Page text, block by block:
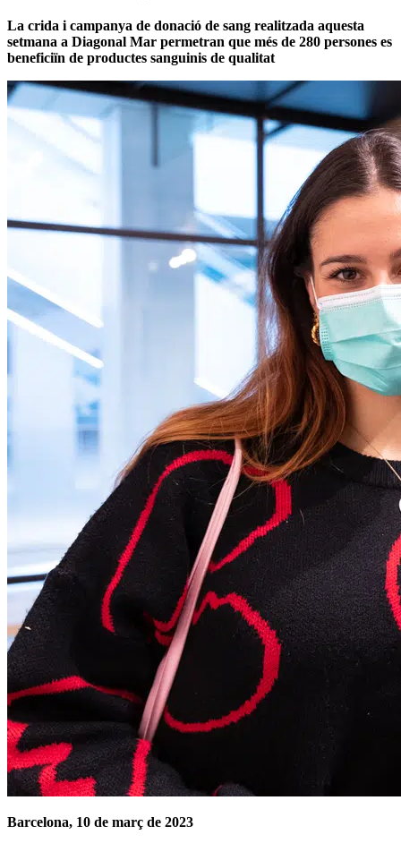
La crida i campanya de donació de sang realitzada aquesta
setmana a Diagonal Mar permetran que més de 280 persones es
beneficiïn de productes sanguinis de qualitat
Barcelona, 10 de març de 2023